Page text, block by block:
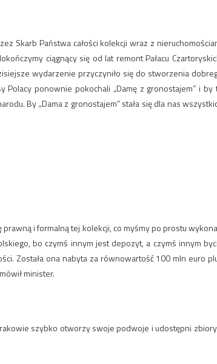
Skarb Państwa całości kolekcji wraz z
ciągnący się od lat remont Pałacu
wydarzenie przyczyniło się do stworzenia
ponownie pokochali „Damę z gronostajem” i by
By „Dama z gronostajem” stała się dla nas
i formalną tej kolekcji, co myśmy po prostu
bo czymś innym jest depozyt, a czymś innym
Została ona nabyta za równowartość 100 mln euro
minister.
szybko otworzy swoje podwoje i udostępni